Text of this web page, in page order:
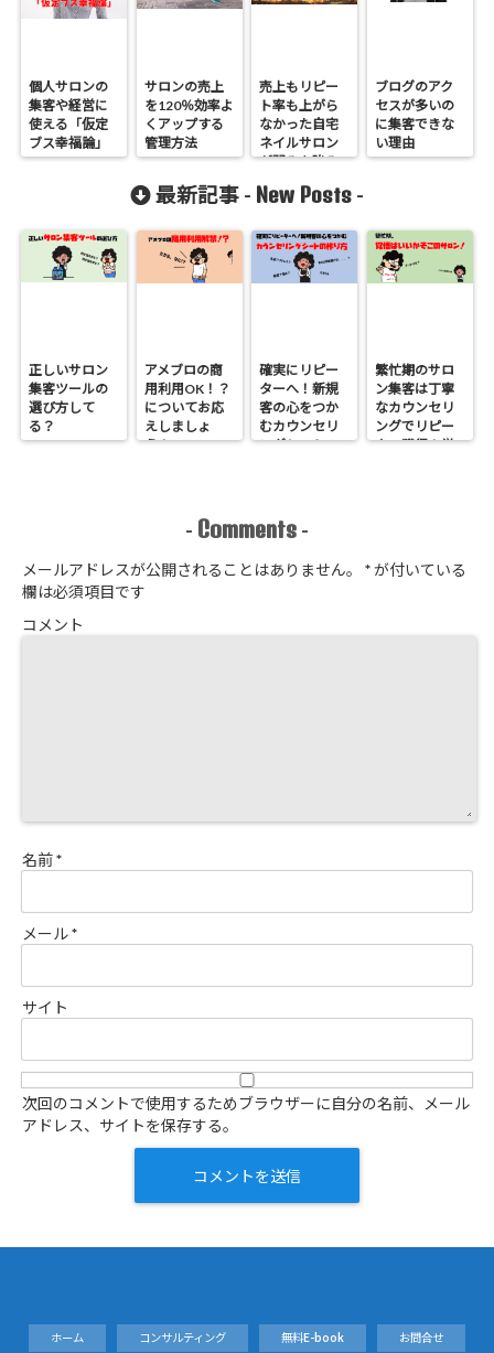
個人サロンの
集客や経営に
使える「仮定
ブス幸福論」
サロンの売上
を120％効率よ
くアップする
管理方法
売上もリピー
ト率も上がら
なかった自宅
ネイルサロン
が弱みを強み
転！お客様を
て信頼関係を
強固なものに
ブログのアク
セスが多いの
に集客できな
い理由
最新記事 - New Posts -
正しいサロン
集客ツールの
選び方して
る？
アメブロの商
用利用OK！？
についてお応
えしましょ
う！
確実にリピー
ターへ！新規
客の心をつか
むカウンセリ
ングシートの
繁忙期のサロ
ン集客は丁寧
なカウンセリ
ングでリピー
ター獲得！覚
- Comments -
メールアドレスが公開されることはありません。 *が付いている
欄は必須項目です
コメント
名前*
メール*
サイト
次回のコメントで使用するためブラウザーに自分の名前、メール
アドレス、サイトを保存する。
ホーム コンサルティング 無料E-book お問合せ